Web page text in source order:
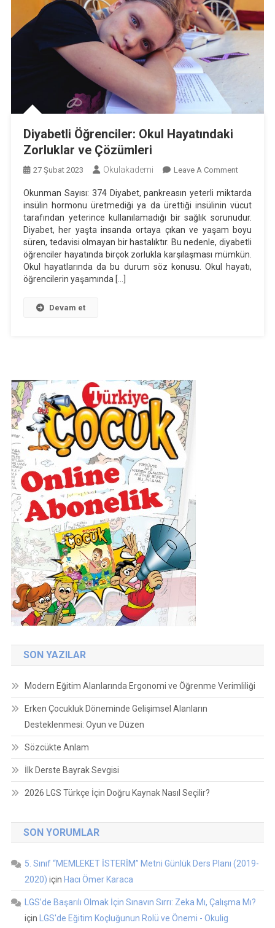
Diyabetli Öğrenciler: Okul Hayatındaki
Zorluklar ve Çözümleri
27 Şubat 2023 Okulakademi Leave A CommentOn
Öğrenciler:
Okul
Zorluklar
Ve
Çözümleri
Okunman Sayısı: 374 Diyabet, pankreasın yeterli miktarda
insülin hormonu üretmediği ya da ürettiği insülinin vücut
tarafından yeterince kullanılamadığı bir sağlık sorunudur.
Diyabet, her yaşta insanda ortaya çıkan ve yaşam boyu
süren, tedavisi olmayan bir hastalıktır. Bu nedenle, diyabetli
öğrenciler hayatında birçok zorlukla karşılaşması mümkün.
Okul hayatlarında da bu durum söz konusu. Okul hayatı,
öğrencilerin yaşamında […]
Devam et
SON YAZILAR
Modern Eğitim Alanlarında Ergonomi ve Öğrenme Verimliliği
Erken Çocukluk Döneminde Gelişimsel Alanların
Desteklenmesi: Oyun ve Düzen
Sözcükte Anlam
İlk Derste Bayrak Sevgisi
2026 LGS Türkçe İçin Doğru Kaynak Nasıl Seçilir?
SON YORUMLAR
5. Sınıf “MEMLEKET İSTERİM” Metni Günlük Ders Planı (2019-
2020) için Hacı Ömer Karaca
LGS’de Başarılı Olmak İçin Sınavın Sırrı: Zeka Mı, Çalışma Mı?
için
LGS'de Eğitim Koçluğunun Rolü ve Önemi - Okulig